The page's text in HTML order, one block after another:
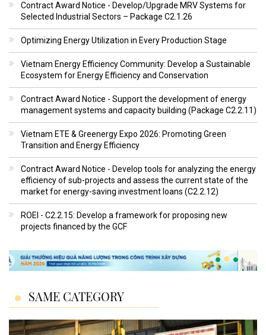
Contract Award Notice - Develop/Upgrade MRV Systems for
Selected Industrial Sectors – Package C2.1.26
Optimizing Energy Utilization in Every Production Stage
Vietnam Energy Efficiency Community: Develop a Sustainable
Ecosystem for Energy Efficiency and Conservation
Contract Award Notice - Support the development of energy
management systems and capacity building (Package C2.2.11)
Vietnam ETE & Greenergy Expo 2026: Promoting Green
Transition and Energy Efficiency
Contract Award Notice - Develop tools for analyzing the energy
efficiency of sub-projects and assess the current state of the
market for energy-saving investment loans (C2.2.12)
ROEI - C2.2.15: Develop a framework for proposing new
projects financed by the GCF
SAME CATEGORY